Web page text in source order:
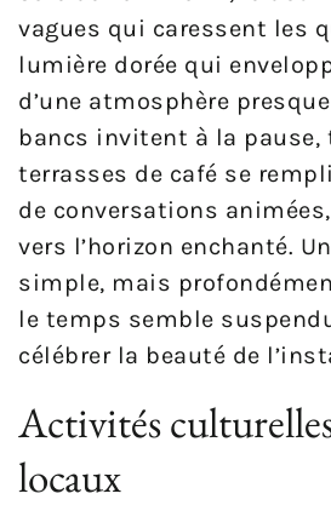
vagues qui caressent les
lumière dorée qui
d’une atmosphère
bancs invitent à la pause,
terrasses de café se
de conversations
vers l’horizon enchanté.
simple, mais
le temps semble
célébrer la beauté de
Activités
locaux